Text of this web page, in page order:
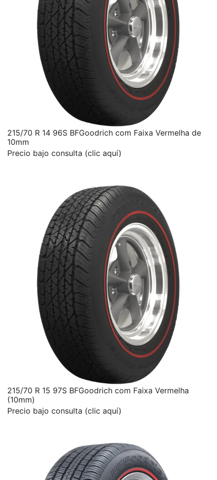
215/70 R 14 96S BFGoodrich com Faixa Vermelha de
10mm
Precio bajo consulta (clic aquí)
215/70 R 15 97S BFGoodrich com Faixa Vermelha
(10mm)
Precio bajo consulta (clic aquí)